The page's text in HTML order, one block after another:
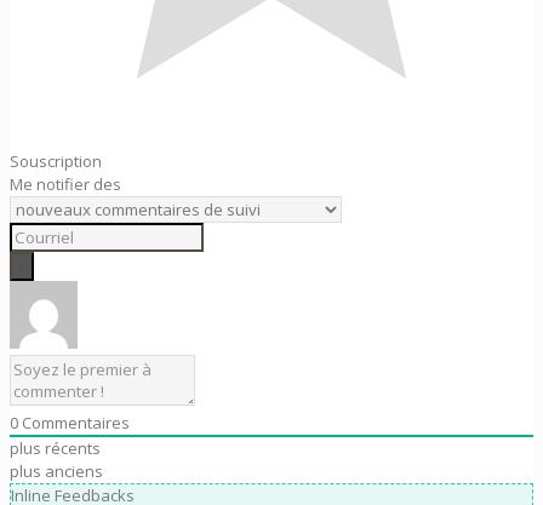
Souscription
Me notifier des
0 Commentaires
plus récents
plus anciens
Inline Feedbacks